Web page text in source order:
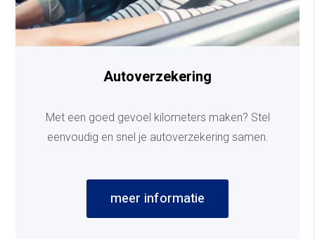
Autoverzekering
Met een goed gevoel kilometers maken? Stel
eenvoudig en snel je autoverzekering samen.
meer informatie